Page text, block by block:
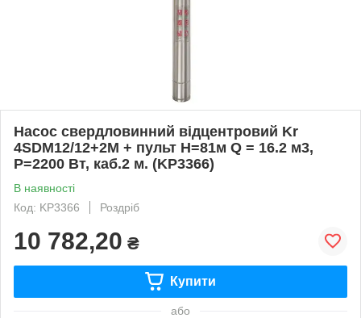
Насос свердловинний відцентровий Kr
4SDM12/12+2М + пульт Н=81м Q = 16.2 м3,
P=2200 Вт, каб.2 м. (KP3366)
В наявності
Код: KP3366
Роздріб
10 782,20 ₴
Купити
або